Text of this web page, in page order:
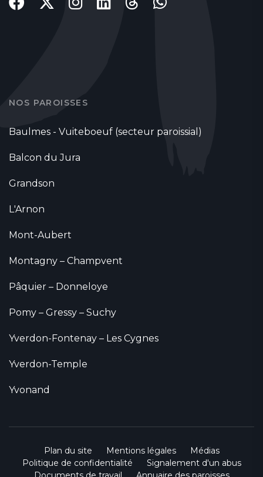
NOS PAROISSES
Baulmes - Vuiteboeuf (secteur paroissial)
Balcon du Jura
Grandson
L'Arnon
Mont-Aubert
Montagny – Champvent
Pâquier – Donneloye
Pomy – Gressy – Suchy
Yverdon-Fontenay – Les Cygnes
Yverdon-Temple
Yvonand
Plan du site Mentions légales
Médias
Politique de confidentialité
Signalement d'un abus